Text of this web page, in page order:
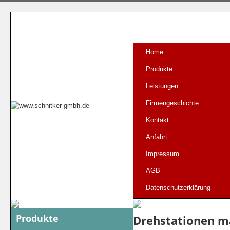
Home
Produkte
Leistungen
Firmengeschichte
Kontakt
Anfahrt
Impressum
AGB
Datenschutzerklärung
Produkte Drehstationen